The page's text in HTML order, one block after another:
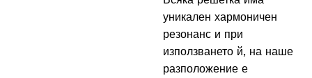
уникален хармоничен
резонанс и при
използването й, на наше
разположение е